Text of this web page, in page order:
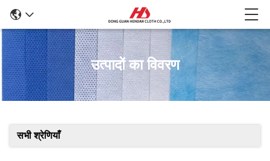
उत्पादों का विवरण
सभी श्रेणियाँ